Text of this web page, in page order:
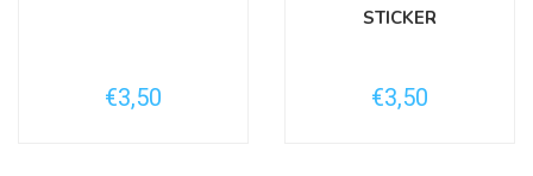
€3,50
STICKER
€3,50